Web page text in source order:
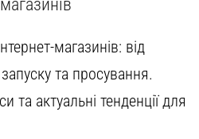
магазинів: від
та просування.
та актуальні тенденції для